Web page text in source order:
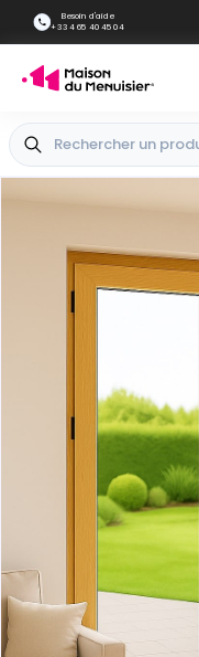
Besoin d'aide
+33 4 65 40 45 04